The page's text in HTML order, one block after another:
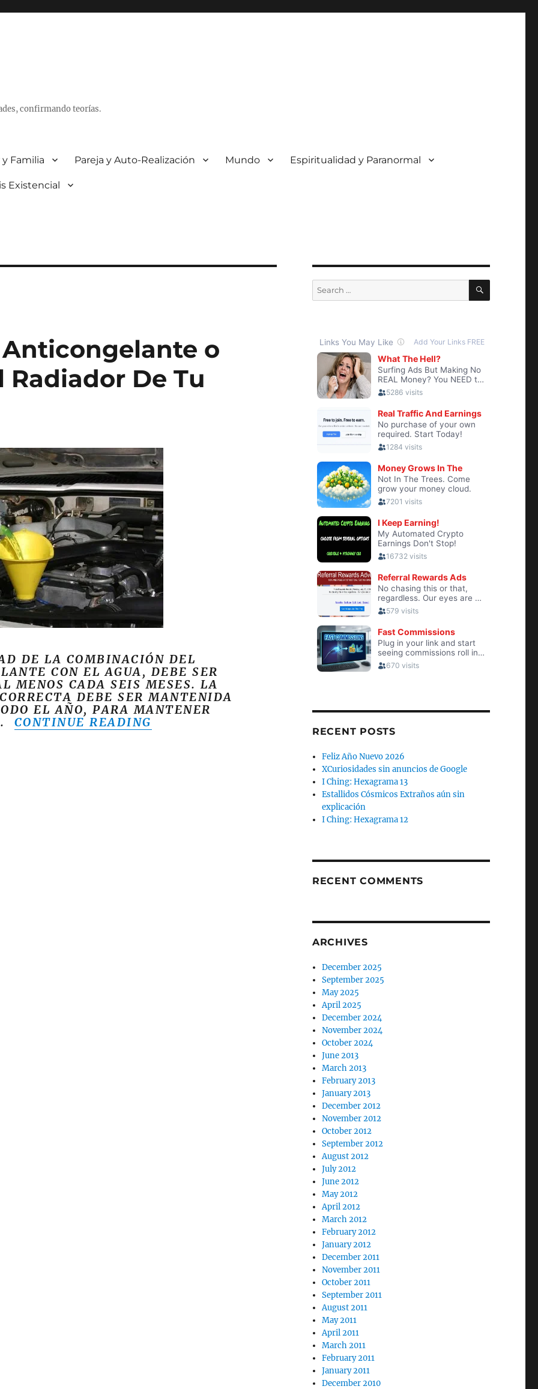
confirmando teorías.
Familia Pareja y Auto-Realización Mundo Espiritualidad y Paranormal
Existencial
o
Radiador De Tu
DE LA COMBINACIÓN DEL
CON EL AGUA, DEBE SER
MENOS CADA SEIS MESES. LA
DEBE SER MANTENIDA
EL AÑO, PARA MANTENER
CONTINUE READING
Search
for:
SEARCH
RECENT POSTS
Feliz Año Nuevo 2026
XCuriosidades sin anuncios de Google
I Ching: Hexagrama 13
Estallidos Cósmicos Extraños aún sin
explicación
I Ching: Hexagrama 12
RECENT COMMENTS
ARCHIVES
December 2025
September 2025
May 2025
April 2025
December 2024
November 2024
October 2024
June 2013
March 2013
February 2013
January 2013
December 2012
November 2012
October 2012
September 2012
August 2012
July 2012
June 2012
May 2012
April 2012
March 2012
February 2012
January 2012
December 2011
November 2011
October 2011
September 2011
August 2011
May 2011
April 2011
March 2011
February 2011
January 2011
December 2010